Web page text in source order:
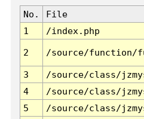
No. File
1
/index.php
2 /source/function/
3 /source/class/
4
/source/class/
5
/source/class/